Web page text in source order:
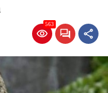
563